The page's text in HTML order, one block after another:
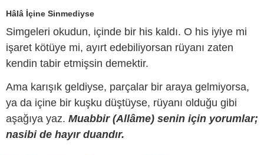
Hâlâ İçine Sinmediyse
Simgeleri okudun, içinde bir his kaldı. O his iyiye mi
işaret kötüye mi, ayırt edebiliyorsan rüyanı zaten
kendin tabir etmişsin demektir.
Ama karışık geldiyse, parçalar bir araya gelmiyorsa,
ya da içine bir kuşku düştüyse, rüyanı olduğu gibi
aşağıya yaz. Muabbir (Allâme) senin için yorumlar;
nasibi de hayır duandır.